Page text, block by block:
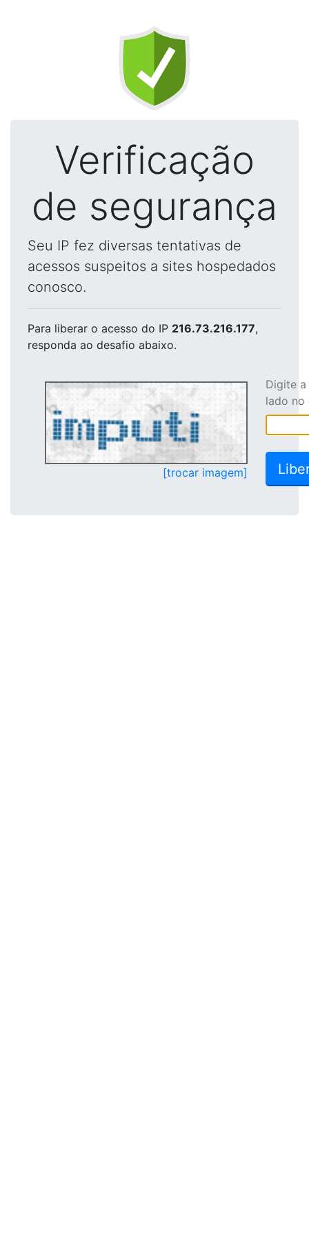
Verificação
de segurança
Seu IP fez diversas tentativas de
acessos suspeitos a sites hospedados
conosco.
Para liberar o acesso do IP 216.73.216.177,
responda ao desafio abaixo.
[trocar imagem]
Digite
lado no